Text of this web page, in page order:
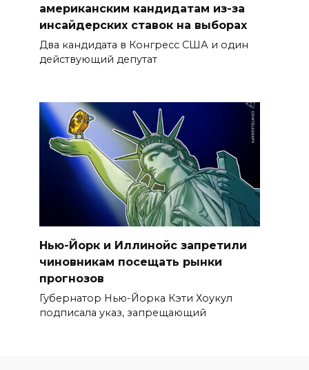
американским кандидатам из-за
инсайдерских ставок на выборах
Два кандидата в Конгресс США и один
действующий депутат
Нью-Йорк и Иллинойс запретили
чиновникам посещать рынки
прогнозов
Губернатор Нью-Йорка Кэти Хоукул
подписала указ, запрещающий